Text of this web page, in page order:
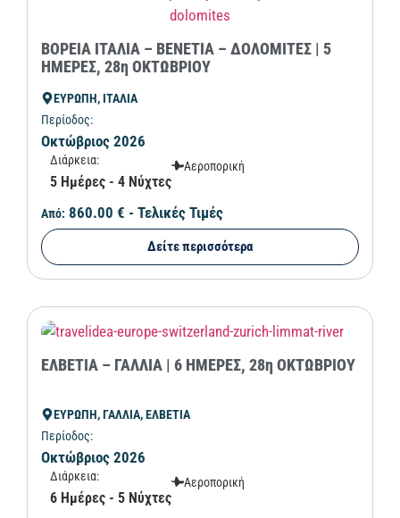
ΒΟΡΕΙΑ ΙΤΑΛΙΑ – ΒΕΝΕΤΙΑ – ΔΟΛΟΜΙΤΕΣ | 5
ΗΜΕΡΕΣ, 28η ΟΚΤΩΒΡΙΟΥ
ΕΥΡΩΠΗ, ΙΤΑΛΙΑ
Περίοδος:
Οκτώβριος 2026
Διάρκεια:
5 Ημέρες - 4 Νύχτες
Αεροπορική
Από: 860.00 € - Τελικές Τιμές
Δείτε περισσότερα
ΕΛΒΕΤΙΑ – ΓΑΛΛΙΑ | 6 ΗΜΕΡΕΣ, 28η ΟΚΤΩΒΡΙΟΥ
ΕΥΡΩΠΗ, ΓΑΛΛΙΑ, ΕΛΒΕΤΙΑ
Περίοδος:
Οκτώβριος 2026
Διάρκεια:
6 Ημέρες - 5 Νύχτες
Αεροπορική